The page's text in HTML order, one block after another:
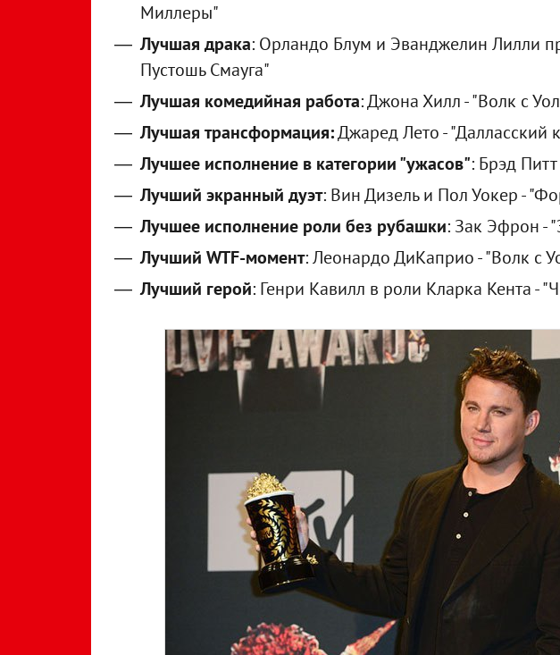
Миллеры"
Лучшая драка: Орландо Блум и Эванджелин Лилли
Пустошь Смауга"
Лучшая комедийная работа: Джона Хилл - "Волк с
Лучшая трансформация:Джаред Лето - "Далласский
Лучшее исполнение в категории "ужасов": Брэд
Лучший экранный дуэт: Вин Дизель и Пол Уокер -
Лучшее исполнение роли без рубашки: Зак Эфрон -
Лучший WTF-момент: Леонардо ДиКаприо - "Волк с
Лучший герой: Генри Кавилл в роли Кларка Кента -